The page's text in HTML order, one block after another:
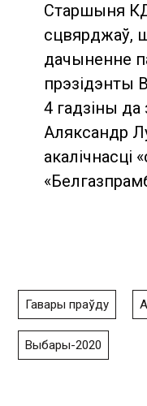
Старшыня
сцвярджаў,
дачыненне
прэзідэнты
4 гадзіны
Аляксандр
акалічнасці
Гавары праўду
Выбары-2020